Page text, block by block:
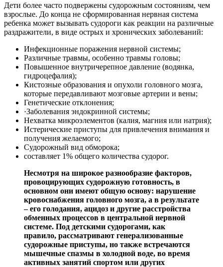
Дети более часто подвержены судорожным состояниям, чем
взрослые. До конца не сформированная нервная система
ребенка может вызывать судороги как реакции на различные
раздражители, в виде острых и хронических заболеваний:
Инфекционные поражения нервной системы;
Различные травмы, особенно травмы головы;
Повышенное внутричерепное давление (водянка,
гидроцефалия);
Кистозные образования и опухоли головного мозга,
которые передавливают мозговые артерии и вены;
Генетические отклонения;
·Заболевания эндокринной системы;
Нехватка микроэлементов (калия, магния или натрия);
Истерические приступы для привлечения внимания и
получения желаемого;
Судорожный вид обморока;
составляет 1% общего количества судорог.
Несмотря на широкое разнообразие факторов,
провоцирующих судорожную готовность, в
основном они имеют общую основу: нарушение
кровоснабжения головного мозга, а в результате
– его голодания, ацидоз и другие расстройства
обменных процессов в центральной нервной
системе. Под детскими судорогами, как
правило, рассматривают генерализованные
судорожные приступы, но также встречаются
мышечные спазмы в холодной воде, во время
активных занятий спортом или других